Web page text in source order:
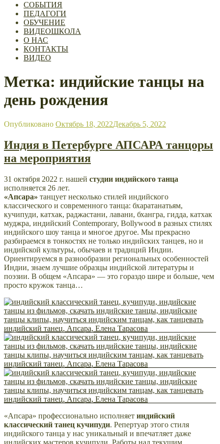
СОБЫТИЯ
ПЕДАГОГИ
ОБУЧЕНИЕ
ВИДЕОШКОЛА
О НАС
КОНТАКТЫ
ВИДЕО
Метка: индийские танцы на
день рождения
Опубликовано Октябрь 18, 2022Декабрь 5, 2022
Индия в Петербурге АПСАРА танцоры
на мероприятия
31 октября 2022 г. нашей студии индийского танца
исполняется 26 лет.
«Апсара» танцует несколько стилей индийского
классического и современного танца: бхаратанатьям,
кучипуди, катхак, раджастани, лавани, бхангра, гидда, катхак
муджра, индийский Contemporary, Bollywood в разных стилях
индийского шоу танца и многое другое. Мы прекрасно
разбираемся в тонкостях не только индийских танцев, но и
индийской культуры, обычаев и традиций Индии.
Ориентируемся в разнообразии региональных особенностей
Индии, знаем лучшие образцы индийской литературы и
поэзии. В общем «Апсара» — это гораздо шире и больше, чем
просто кружок танца…
«Апсара» профессионально исполняет индийский
классический танец кучипуди. Репертуар этого стиля
индийского танца у нас уникальный и впечатляет даже
индийских мастеров кучипуди. Работы над текущим